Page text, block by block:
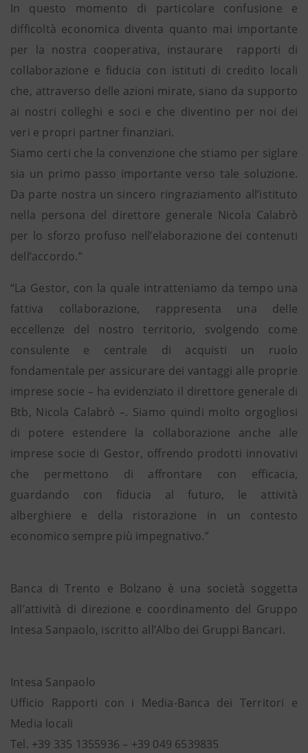
In questo momento di particolare confusione e
difficoltà economica diventa quanto mai importante
per la nostra cooperativa, instaurare rapporti di
collaborazione e fiducia con istituti di credito locali
che, attraverso delle azioni mirate, siano da supporto
ai nostri colleghi e soci e che diventino per noi dei
veri e propri partner finanziari.
Siamo certi che la convenzione che stiamo per siglare
sia un primo passo importante verso tale soluzione.
Da parte nostra un sincero ringraziamento all’istituto
nella persona del direttore generale Nicola Calabrò
per lo sforzo profuso nell’elaborazione dei contenuti
dell’accordo.”
“La Gestor, con la quale intratteniamo da tempo una
fattiva collaborazione, rappresenta una delle
eccellenze del nostro territorio, svolgendo come
consulente e centrale di acquisti un ruolo
fondamentale per assicurare dei vantaggi alle proprie
imprese socie – ha evidenziato il direttore generale di
Btb, Nicola Calabrò –. Siamo quindi molto orgogliosi
di potere estendere la collaborazione anche alle
imprese socie di Gestor, offrendo prodotti innovativi
che permettono di affrontare con efficacia,
guardando con fiducia al futuro, le attività
alberghiere e della ristorazione in un contesto
economico sempre più impegnativo.”
Banca di Trento e Bolzano è una società soggetta
all’attività di direzione e coordinamento del Gruppo
Intesa Sanpaolo, iscritto all’Albo dei Gruppi Bancari.
Intesa Sanpaolo
Ufficio Rapporti con i Media-Banca dei Territori e
Media locali
Tel. +39 335 1355936 – +39 049 6539835